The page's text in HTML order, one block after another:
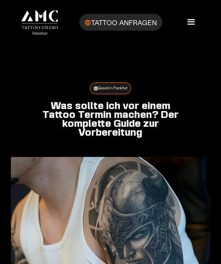
TATTOO ANFRAGEN
Based in Frankfurt
Was sollte ich vor einem
Tattoo Termin machen? Der
komplette Guide zur
Vorbereitung